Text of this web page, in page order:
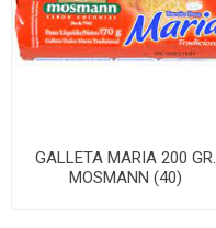
GALLETA MARIA 200 GR.
MOSMANN (40)